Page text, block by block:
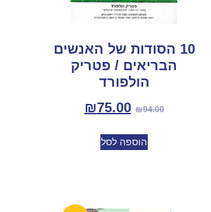
10 הסודות של האנשים
הבריאים / פטריק
הולפורד
₪94.00
₪75.00
הוספה לסל